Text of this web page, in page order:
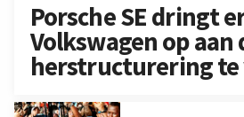
Porsche SE dringt
Volkswagen op aan
herstructurering te